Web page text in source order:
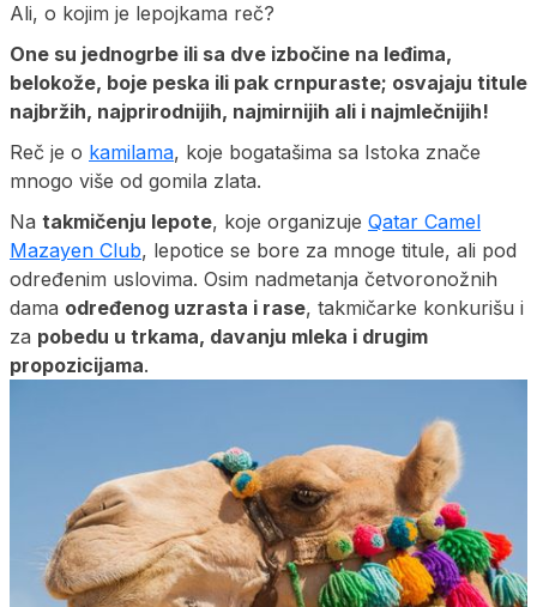
Ali, o kojim je lepojkama reč?
One su jednogrbe ili sa dve izbočine na leđima,
belokože, boje peska ili pak crnpuraste; osvajaju titule
najbržih, najprirodnijih, najmirnijih ali i najmlečnijih!
Reč je o kamilama, koje bogatašima sa Istoka znače
mnogo više od gomila zlata.
Na takmičenju lepote, koje organizuje Qatar Camel
Mazayen Club, lepotice se bore za mnoge titule, ali pod
određenim uslovima. Osim nadmetanja četvoronožnih
dama određenog uzrasta i rase, takmičarke konkurišu i
za pobedu u trkama, davanju mleka i drugim
propozicijama.